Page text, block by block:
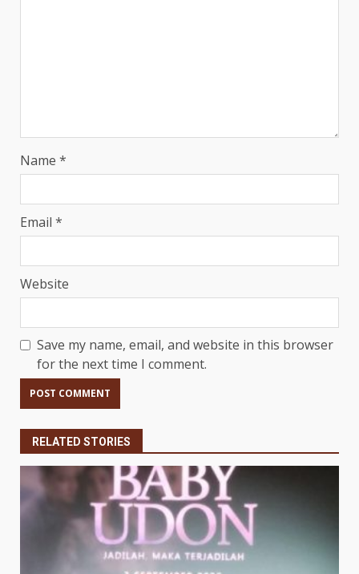
Name *
Email *
Website
Save my name, email, and website in this browser
for the next time I comment.
RELATED STORIES